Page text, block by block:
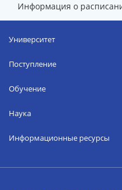
Информация о
Университет
Поступление
Обучение
Наука
Информационные ресурсы